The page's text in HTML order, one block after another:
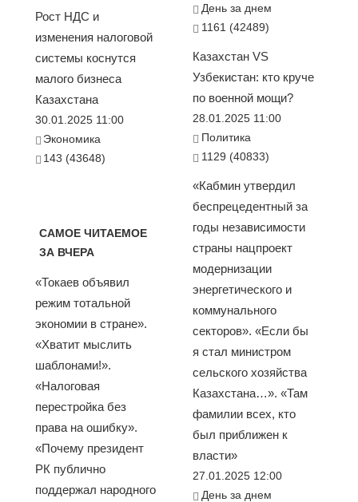
Рост НДС и
изменения налоговой
системы коснутся
малого бизнеса
Казахстана
30.01.2025 11:00
Экономика
143 (43648)
САМОЕ ЧИТАЕМОЕ
ЗА ВЧЕРА
«Токаев объявил
режим тотальной
экономии в стране».
«Хватит мыслить
шаблонами!».
«Налоговая
перестройка без
права на ошибку».
«Почему президент
РК публично
поддержал народного
День за днем
1161 (42489)
Казахстан VS
Узбекистан: кто круче
по военной мощи?
28.01.2025 11:00
Политика
1129 (40833)
«Кабмин утвердил
беспрецедентный за
годы независимости
страны нацпроект
модернизации
энергетического и
коммунального
секторов». «Если бы
я стал министром
сельского хозяйства
Казахстана…». «Там
фамилии всех, кто
был приближен к
власти»
27.01.2025 12:00
День за днем